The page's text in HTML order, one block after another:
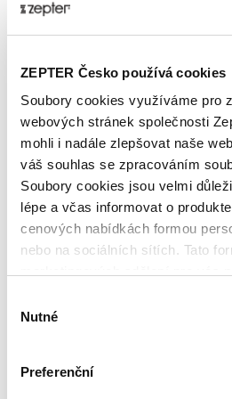
ZEPTER Česko používá cookies
Soubory cookies využíváme pro
webových stránek společnosti
mohli i nadále zlepšovat naše
váš souhlas se zpracováním
Soubory cookies jsou velmi
lépe a včas informovat o
cenových nabídkách formou
nebo na sociálních sítích. Tato
souhlasu
Nutné
Preferenční
Více o produktu
přírodního latexu, který je
kaučukovníku rostoucích v
Latex má kromě fyzikálních
hygienické a mikrobiologické
něj nečistoty, roztoči ani
přírodní latex neobsahuje
látky, pesticidy, herbicidy a
Potahy ExtraQuano poskytují
bolesti
se používá ve všech
čtyřstěnné iontové biomolekuly